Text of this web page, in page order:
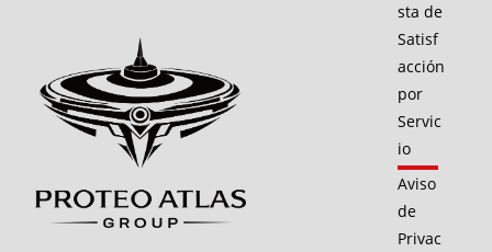
sta de
Satisf
acción
por
Servic
io
Aviso
de
Privac